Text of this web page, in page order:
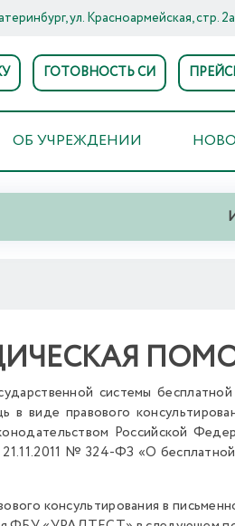
ул. Красноармейская, стр. 2а
ГОТОВНОСТЬ СИ
ОБ УЧРЕЖДЕНИИ
системы
виде правового
Российской
21.11.2011 № 324-ФЗ «О
консультирования в